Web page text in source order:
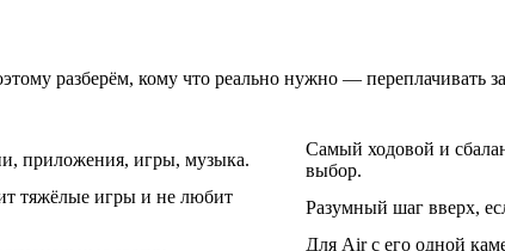
разберём, кому что реально нужно — переплачивать
приложения, игры, музыка.
Самый ходовой и
выбор.
тяжёлые игры и не любит
Разумный шаг вверх,
Для Air с его одной